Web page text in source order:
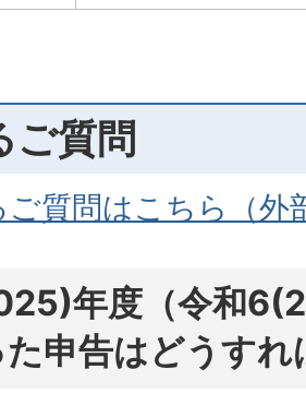
ご質問
ご質問はこちら（外
年度（令和
申告はどうす